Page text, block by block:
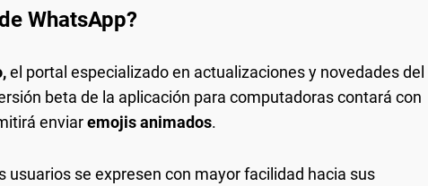
WhatsApp?
el portal especializado en actualizaciones y novedades del
beta de la aplicación para computadoras contará con
enviaremojis animados.
usuarios se expresen con mayor facilidad hacia sus